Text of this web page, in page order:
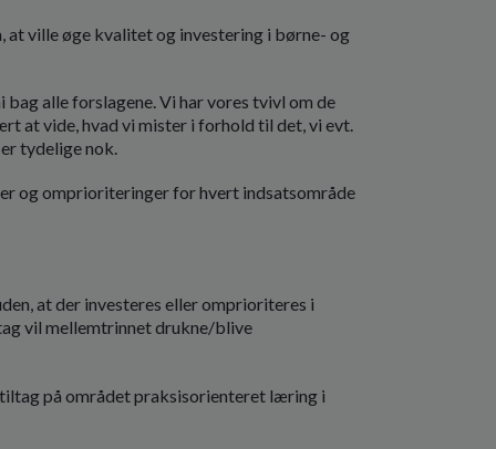
ville øge kvalitet og investering i børne- og
alle forslagene. Vi har vores tvivl om de
at vide, hvad vi mister i forhold til det, vi evt.
tydelige nok.
og omprioriteringer for hvert indsatsområde
at der investeres eller omprioriteres i
vil mellemtrinnet drukne/blive
på området praksisorienteret læring i